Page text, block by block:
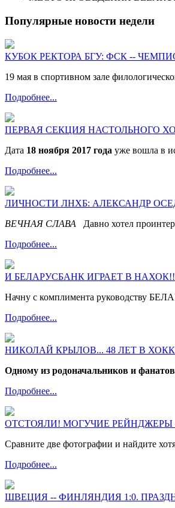
Популярные новости недели
КУБОК РЕКТОРА БГУ: ФСК --
19 мая в спортивном зале
Подробнее...
ПЕРВАЯ СЕКЦИЯ НАСТОЛЬНОГО
Дата 18 ноября 2017 года уже вошла в
Подробнее...
ЛИЧНОСТИ ЛНХБ: АЛЕКСАНДР
ВЕЧНАЯ СЛАВА Давно хотел
Подробнее...
И БЕЛАРУСБАНК ИГРАЕТ В НАХОК!!
Начну с комплимента руководству
Подробнее...
НИКОЛАЙ КРЫЛОВ... 48 ЛЕТ В
Одному из родоначальников и
Подробнее...
ОТСТОЯЛИ! МОГУЧИЕ
Сравните две фотографии и найдите
Подробнее...
ШВЕЦИЯ -- ФИНЛЯНДИЯ 1:0.